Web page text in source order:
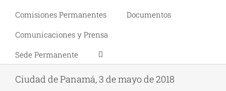
Comisiones Permanentes
Documentos
Comunicaciones y Prensa
Sede Permanente
Ciudad de Panamá, 3 de mayo de 2018